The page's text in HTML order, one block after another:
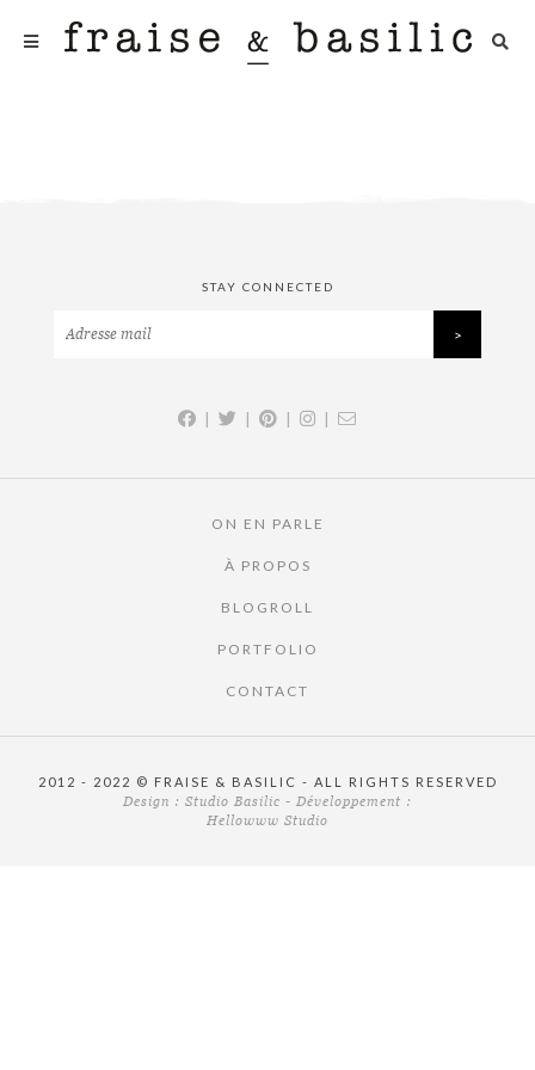
STAY CONNECTED
| | | |
ON EN PARLE
À PROPOS
BLOGROLL
PORTFOLIO
CONTACT
2012 - 2022 © FRAISE & BASILIC - ALL RIGHTS RESERVED
Design : Studio Basilic - Développement :
Hellowww Studio